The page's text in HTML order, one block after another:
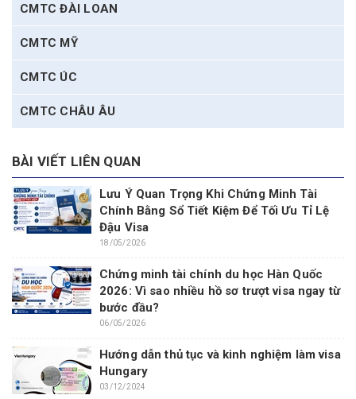
CMTC ĐÀI LOAN
CMTC MỸ
CMTC ÚC
CMTC CHÂU ÂU
BÀI VIẾT LIÊN QUAN
Lưu Ý Quan Trọng Khi Chứng Minh Tài
Chính Bằng Sổ Tiết Kiệm Để Tối Ưu Tỉ Lệ
Đậu Visa
18/05/2026
Chứng minh tài chính du học Hàn Quốc
2026: Vì sao nhiều hồ sơ trượt visa ngay từ
bước đầu?
06/05/2026
Hướng dẫn thủ tục và kinh nghiệm làm visa
Hungary
03/12/2024